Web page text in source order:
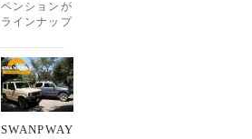
ペンションが
ラインナップ
SWANPWAY